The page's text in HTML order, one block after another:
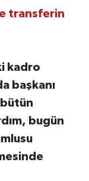
transferin
kadro
başkanı
bugün